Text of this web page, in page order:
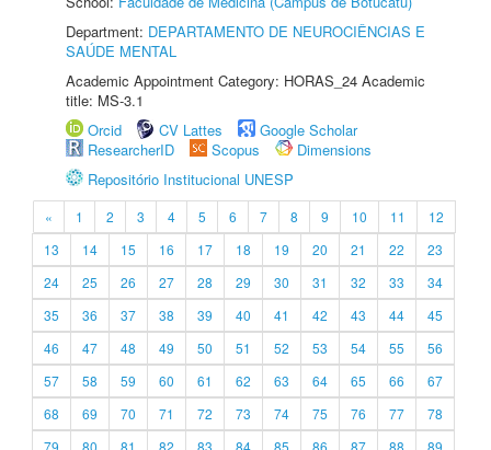
Department: DEPARTAMENTO DE NEUROCIÊNCIAS E
SAÚDE MENTAL
Academic Appointment Category: HORAS_24 Academic
title: MS-3.1
Orcid
CV Lattes
Google Scholar
ResearcherID
Scopus
Dimensions
Repositório Institucional UNESP
« 1 2 3 4 5 6 7 8 9 10 11
12
13
14 15 16 17 18 19 20 21 22
23
24
25 26 27 28 29 30 31 32 33
34
35
36 37 38 39 40 41 42 43 44
45
46
47 48 49 50 51 52 53 54 55
56
57
58 59 60 61 62 63 64 65 66
67
68
69 70 71 72 73 74 75 76 77
78
79
80 81 82 83 84 85 86 87 88
89